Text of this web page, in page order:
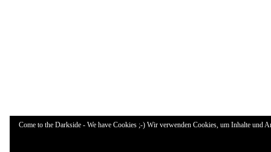
Come to the Darkside - We have Cookies ;-) Wir verwenden Cookies, um Inhalte und